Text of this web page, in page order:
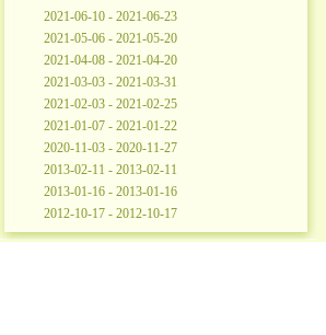
2021-06-10 - 2021-06-23
2021-05-06 - 2021-05-20
2021-04-08 - 2021-04-20
2021-03-03 - 2021-03-31
2021-02-03 - 2021-02-25
2021-01-07 - 2021-01-22
2020-11-03 - 2020-11-27
2013-02-11 - 2013-02-11
2013-01-16 - 2013-01-16
2012-10-17 - 2012-10-17